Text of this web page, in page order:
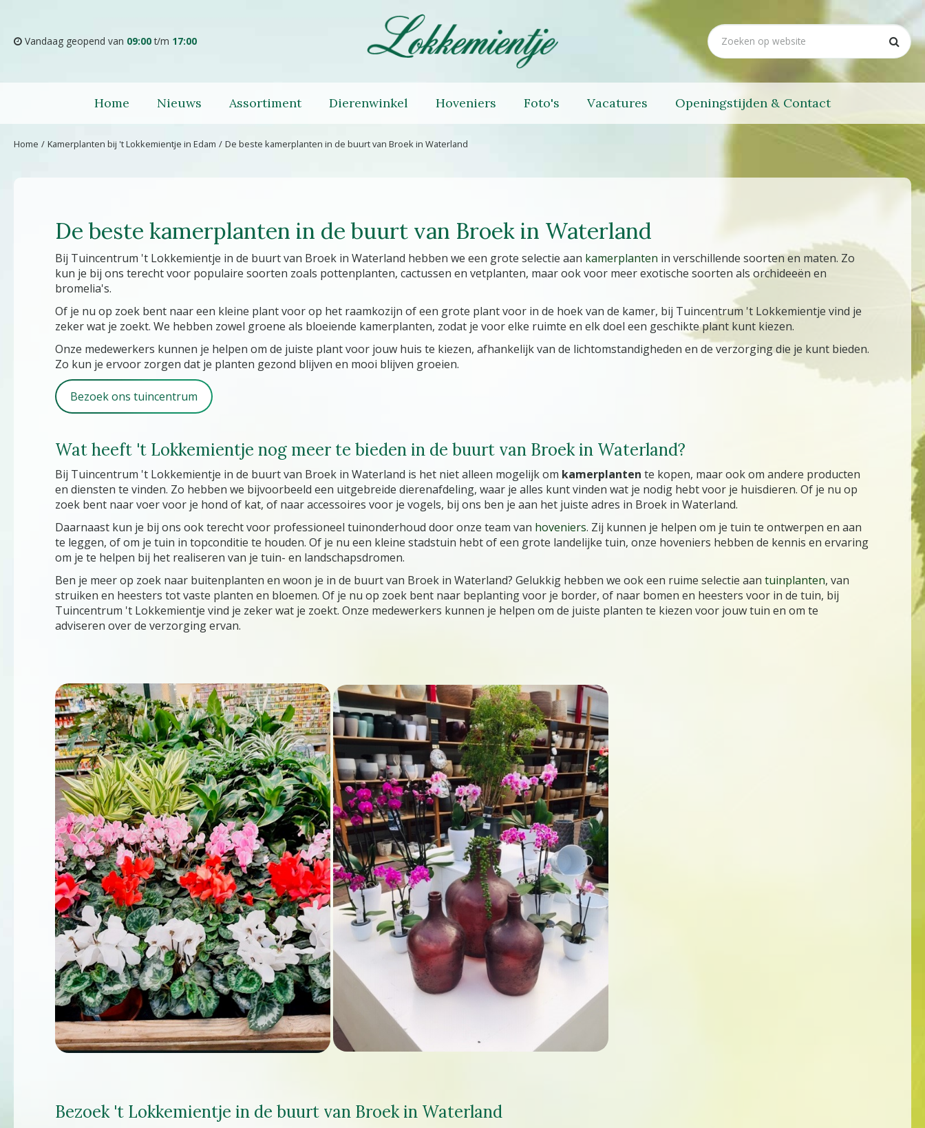
content
Home Kamerplanten bij 't Lokkemientje in Edam De beste kamerplanten in de buurt van Broek in Waterland
Vandaag geopend van 09:00t/m 17:00
Home Nieuws Assortiment Dierenwinkel Hoveniers Foto's Vacatures Openingstijden & Contact
De beste kamerplanten in de buurt van Broek in Waterland
Bij Tuincentrum 't Lokkemientje in de buurt van Broek in Waterland hebben we een grote selectie aan kamerplanten in verschillende soorten en maten. Zo
kun je bij ons terecht voor populaire soorten zoals pottenplanten, cactussen en vetplanten, maar ook voor meer exotische soorten als orchideeën en
bromelia's.
Of je nu op zoek bent naar een kleine plant voor op het raamkozijn of een grote plant voor in de hoek van de kamer, bij Tuincentrum 't Lokkemientje vind je
zeker wat je zoekt. We hebben zowel groene als bloeiende kamerplanten, zodat je voor elke ruimte en elk doel een geschikte plant kunt kiezen.
Onze medewerkers kunnen je helpen om de juiste plant voor jouw huis te kiezen, afhankelijk van de lichtomstandigheden en de verzorging die je kunt bieden.
Zo kun je ervoor zorgen dat je planten gezond blijven en mooi blijven groeien.
Bezoek ons tuincentrum
Wat heeft 't Lokkemientje nog meer te bieden in de buurt van Broek in Waterland?
Bij Tuincentrum 't Lokkemientje in de buurt van Broek in Waterland is het niet alleen mogelijk om kamerplanten te kopen, maar ook om andere producten
en diensten te vinden. Zo hebben we bijvoorbeeld een uitgebreide dierenafdeling, waar je alles kunt vinden wat je nodig hebt voor je huisdieren. Of je nu op
zoek bent naar voer voor je hond of kat, of naar accessoires voor je vogels, bij ons ben je aan het juiste adres in Broek in Waterland.
Daarnaast kun je bij ons ook terecht voor professioneel tuinonderhoud door onze team van hoveniers. Zij kunnen je helpen om je tuin te ontwerpen en aan
te leggen, of om je tuin in topconditie te houden. Of je nu een kleine stadstuin hebt of een grote landelijke tuin, onze hoveniers hebben de kennis en ervaring
om je te helpen bij het realiseren van je tuin- en landschapsdromen.
Ben je meer op zoek naar buitenplanten en woon je in de buurt van Broek in Waterland? Gelukkig hebben we ook een ruime selectie aan tuinplanten, van
struiken en heesters tot vaste planten en bloemen. Of je nu op zoek bent naar beplanting voor je border, of naar bomen en heesters voor in de tuin, bij
Tuincentrum 't Lokkemientje vind je zeker wat je zoekt. Onze medewerkers kunnen je helpen om de juiste planten te kiezen voor jouw tuin en om te
adviseren over de verzorging ervan.
Bezoek 't Lokkemientje in de buurt van Broek in Waterland